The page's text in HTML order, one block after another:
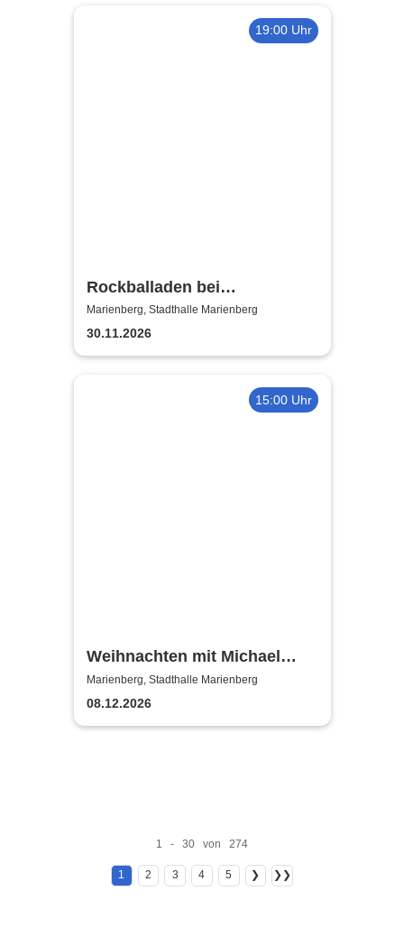
19:00 Uhr
Rockballaden bei
Kerzenschein
Marienberg, Stadthalle Marienberg
30.11.2026
15:00 Uhr
Weihnachten mit Michael
Hirte 2026
Marienberg, Stadthalle Marienberg
08.12.2026
1 - 30 von 274
1 2 3 4 5 ❯ ❯❯